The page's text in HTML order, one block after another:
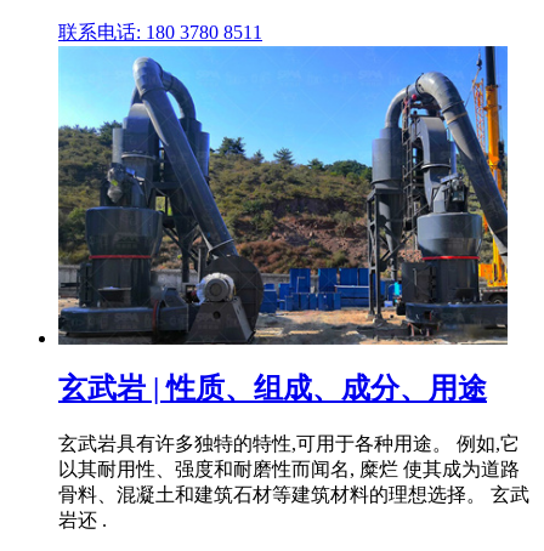
联系电话: 180 3780 8511
玄武岩 | 性质、组成、成分、用途
玄武岩具有许多独特的特性,可用于各种用途。 例如,它
以其耐用性、强度和耐磨性而闻名, 糜烂 使其成为道路
骨料、混凝土和建筑石材等建筑材料的理想选择。 玄武
岩还 .